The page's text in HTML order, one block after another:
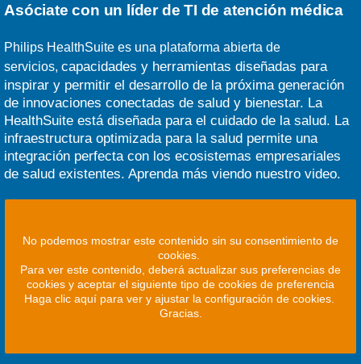
Asóciate con un líder de TI de atención médica
Philips HealthSuite es una plataforma abierta de
servicios,capacidades y herramientas diseñadas para
inspirar y permitir el desarrollo de la próxima generación
de innovaciones conectadas de salud y bienestar. La
HealthSuite está diseñada para el cuidado de la salud. La
infraestructura optimizada para la salud permite una
integración perfecta con los ecosistemas empresariales
de salud existentes. Aprenda más viendo nuestro video.
No podemos mostrar este contenido sin su consentimiento de
cookies.
Para ver este contenido, deberá actualizar sus preferencias de
cookies y aceptar el siguiente tipo de cookies de preferencia
Haga clic aquí para ver y ajustar la configuración de cookies.
Gracias.